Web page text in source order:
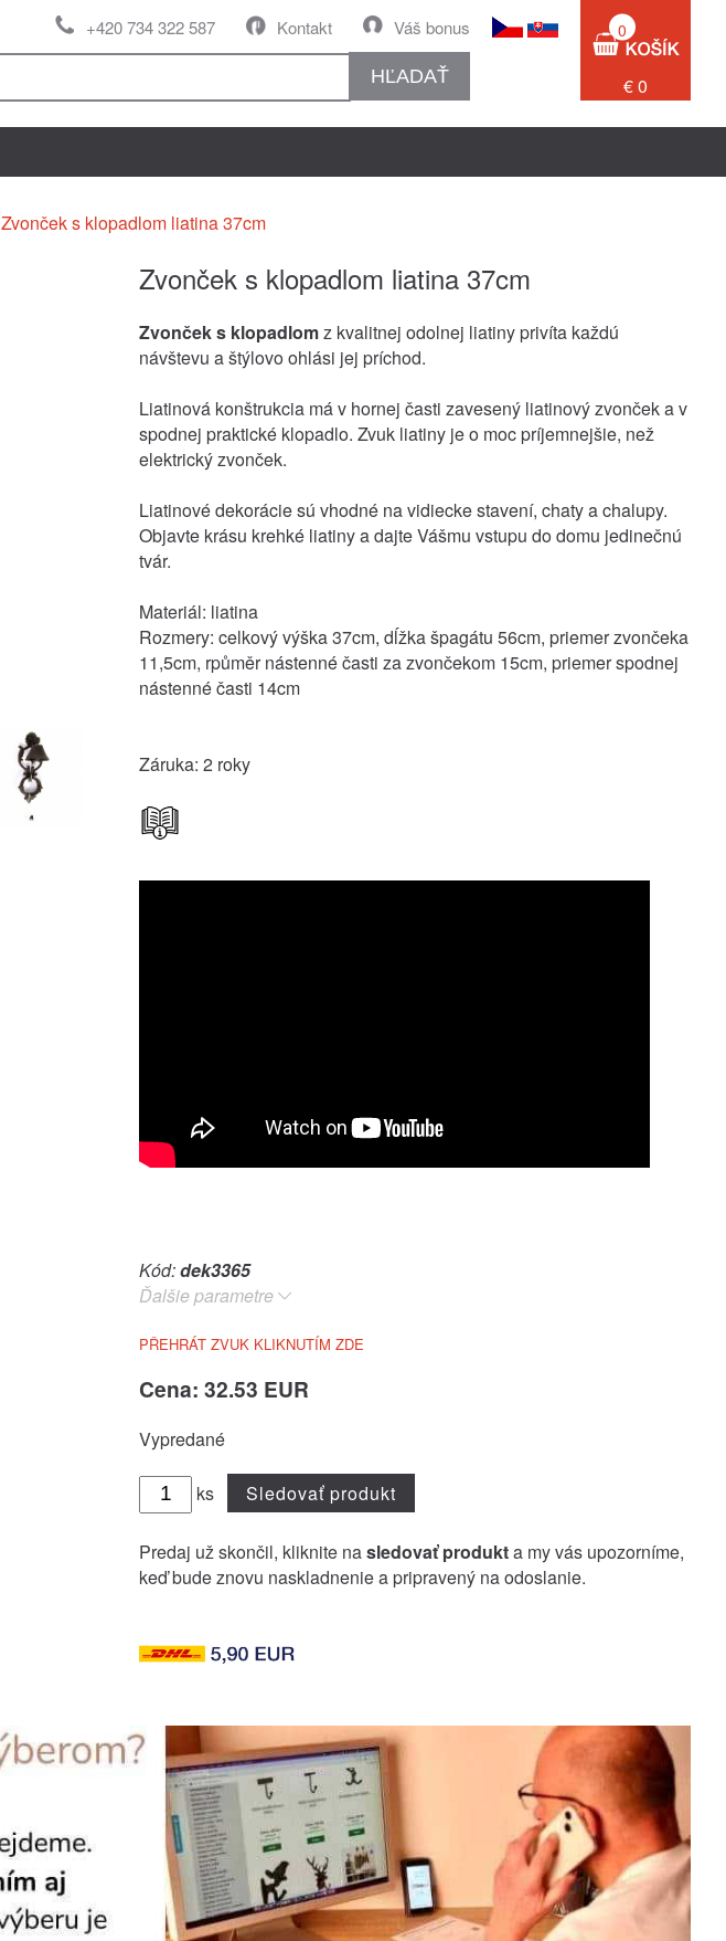
Váš bonus
Kontakt
+420 734 322 587
HĽADAŤ
0
€ 0
Zvonček s klopadlom liatina 37cm
Zvonček s klopadlom liatina 37cm
Zvonček s klopadlomz kvalitnej odolnej liatiny privíta každú
návštevu a štýlovo ohlási jej príchod.
Liatinová konštrukcia má v hornej časti zavesený liatinový zvonček a v
spodnej praktické klopadlo. Zvuk liatiny je o moc príjemnejšie, než
elektrický zvonček.
Liatinové dekorácie sú vhodné na vidiecke stavení, chaty a chalupy.
Objavte krásu krehké liatiny a dajte Vášmu vstupu do domu jedinečnú
tvár.
Materiál: liatina
Rozmery: celkový výška 37cm, dĺžka špagátu 56cm, priemer zvončeka
11,5cm, rpůměr nástenné časti za zvončekom 15cm, priemer spodnej
nástenné časti 14cm
Záruka: 2 roky
Kód:dek3365
Ďalšie parametre
PŘEHRÁT ZVUK KLIKNUTÍM ZDE
Cena: 32.53 EUR
Vypredané
ks Sledovať produkt
Predaj už skončil, kliknite nasledovať produkta my vás upozorníme,
keď bude znovu naskladnenie a pripravený na odoslanie.